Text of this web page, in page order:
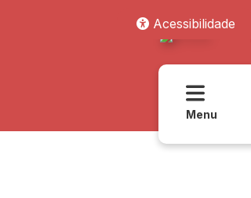
Acessibilidade
Menu